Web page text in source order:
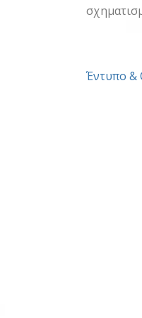
Έντυπο &